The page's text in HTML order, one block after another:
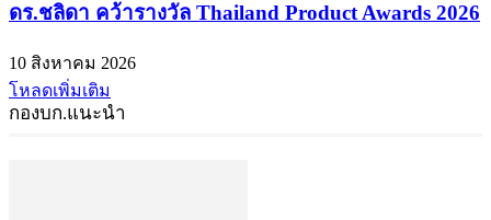
ดร.ชลิดา คว้ารางวัล Thailand Product Awards 2026
10 สิงหาคม 2026
โหลดเพิ่มเติม
กองบก.แนะนำ